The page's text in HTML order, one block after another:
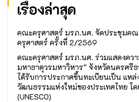
เรื่องล่าสุด
คณะครุศาสตร์ มรภ.นศ. จัดประชุมค
ครุศาสตร์ ครั้งที่ 2/2569
คณะครุศาสตร์ มรภ.นศ. ร่วมแสดงคว
มหาธาตุวรมหาวิหาร” จังหวัดนครศรี
ได้รับการประกาศขึ้นทะเบียนเป็น แหล่
วัฒนธรรมแห่งใหม่ของประเทศไทย โด
(UNESCO)